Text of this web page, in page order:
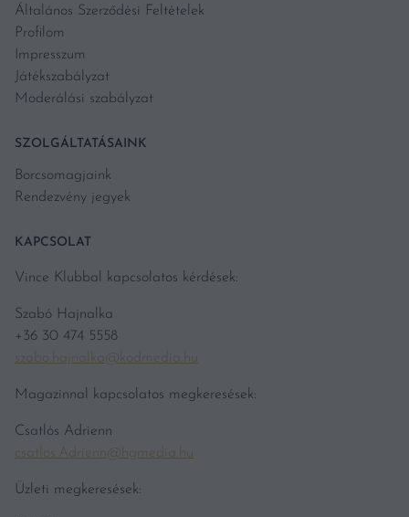
Általános Szerződési Feltételek
Profilom
Impresszum
Játékszabályzat
Moderálási szabályzat
SZOLGÁLTATÁSAINK
Borcsomagjaink
Rendezvény jegyek
KAPCSOLAT
Vince Klubbal kapcsolatos kérdések:
Szabó Hajnalka
+36 30 474 5558
szabo.hajnalka@kodmedia.hu
Magazinnal kapcsolatos megkeresések:
Csatlós Adrienn
csatlos.Adrienn@hgmedia.hu
Üzleti megkeresések: